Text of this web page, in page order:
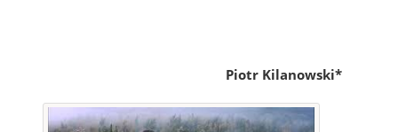
Piotr Kilanowski*